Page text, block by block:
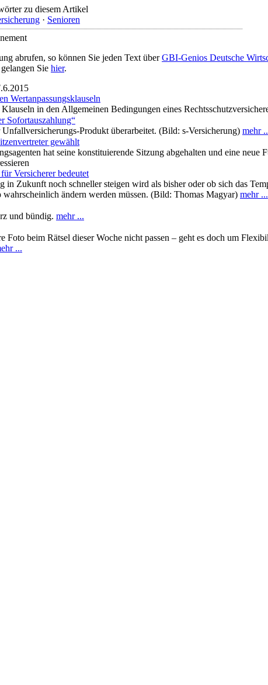
zu diesem Artikel
· Senioren
abrufen, so können Sie jeden Text überGBI-Genios Deutsche
Sie hier.
Wertanpassungsklauseln
in den Allgemeinen Bedingungen eines
Sofortauszahlung“
Produkt überarbeitet. (Bild: s-Versicherung) mehr
gewählt
hat seine konstituierende Sitzung abgehalten und eine neue
Versicherer bedeutet
in Zukunft noch schneller steigen wird als bisher oder ob sich das
ändern werden müssen. (Bild: Thomas Magyar) mehr ...
und bündig. mehr ...
Foto beim Rätsel dieser Woche nicht passen – geht es doch um
...